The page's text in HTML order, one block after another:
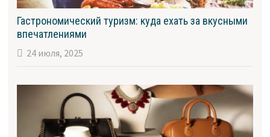
Гастрономический туризм: куда ехать за вкусными
впечатлениями
24 июля, 2025